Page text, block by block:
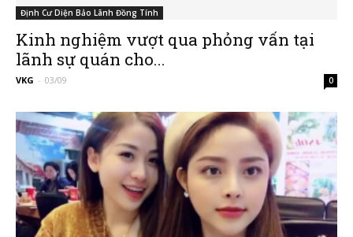
Định Cư Diện Bảo Lãnh Đồng Tính
Kinh nghiệm vượt qua phỏng vấn tại
lãnh sự quán cho...
VKG - 03/09 0